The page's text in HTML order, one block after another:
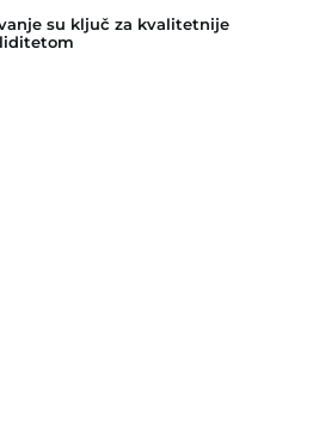
su ključ za kvalitetnije